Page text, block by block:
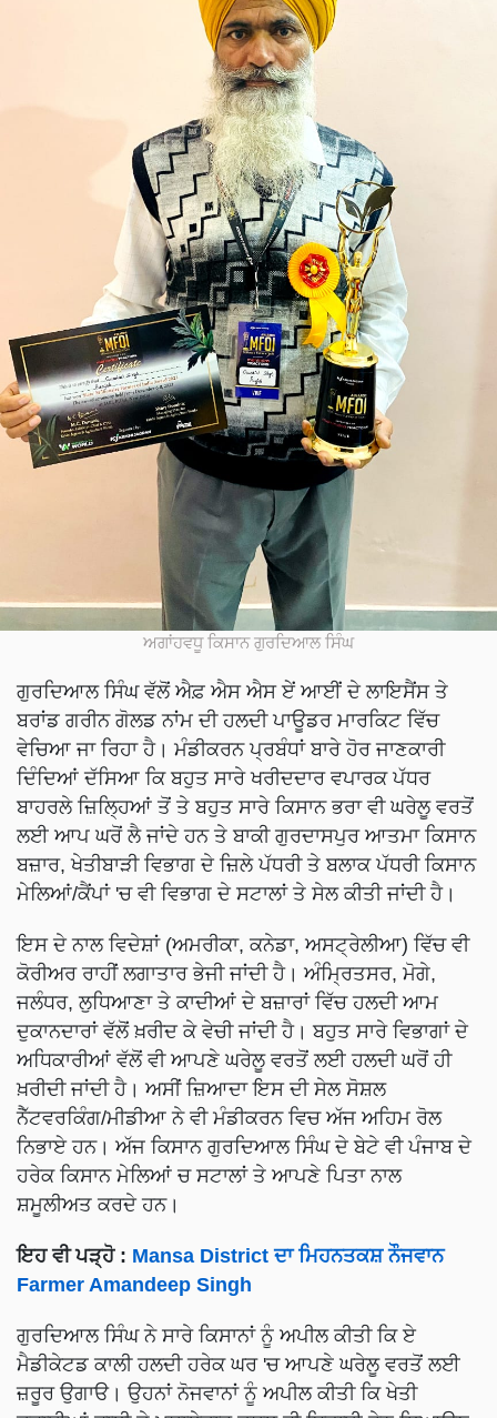
ਅਗਾਂਹਵਧੂ ਕਿਸਾਨ ਗੁਰਦਿਆਲ ਸਿੰਘ
ਗੁਰਦਿਆਲ ਸਿੰਘ ਵੱਲੋਂ ਐਫ਼ ਐਸ ਐਸ ਏਂ ਆਈਂ ਦੇ ਲਾਇਸੈਂਸ ਤੇ
ਬਰਾਂਡ ਗਰੀਨ ਗੋਲਡ ਨਾਂਮ ਦੀ ਹਲਦੀ ਪਾਊਡਰ ਮਾਰਕਿਟ ਵਿੱਚ
ਵੇਚਿਆ ਜਾ ਰਿਹਾ ਹੈ। ਮੰਡੀਕਰਨ ਪ੍ਰਬੰਧਾਂ ਬਾਰੇ ਹੋਰ ਜਾਣਕਾਰੀ
ਦਿੰਦਿਆਂ ਦੱਸਿਆ ਕਿ ਬਹੁਤ ਸਾਰੇ ਖਰੀਦਦਾਰ ਵਪਾਰਕ ਪੱਧਰ
ਬਾਹਰਲੇ ਜ਼ਿਲ੍ਹਿਆਂ ਤੋਂ ਤੇ ਬਹੁਤ ਸਾਰੇ ਕਿਸਾਨ ਭਰਾ ਵੀ ਘਰੇਲੂ ਵਰਤੋਂ
ਲਈ ਆਪ ਘਰੋਂ ਲੈ ਜਾਂਦੇ ਹਨ ਤੇ ਬਾਕੀ ਗੁਰਦਾਸਪੁਰ ਆਤਮਾ ਕਿਸਾਨ
ਬਜ਼ਾਰ, ਖੇਤੀਬਾੜੀ ਵਿਭਾਗ ਦੇ ਜ਼ਿਲੇ ਪੱਧਰੀ ਤੇ ਬਲਾਕ ਪੱਧਰੀ ਕਿਸਾਨ
ਮੇਲਿਆਂ/ਕੈਂਪਾਂ 'ਚ ਵੀ ਵਿਭਾਗ ਦੇ ਸਟਾਲਾਂ ਤੇ ਸੇਲ ਕੀਤੀ ਜਾਂਦੀ ਹੈ।
ਇਸ ਦੇ ਨਾਲ ਵਿਦੇਸ਼ਾਂ (ਅਮਰੀਕਾ, ਕਨੇਡਾ, ਅਸਟ੍ਰੇਲੀਆ) ਵਿੱਚ ਵੀ
ਕੋਰੀਅਰ ਰਾਹੀਂ ਲਗਾਤਾਰ ਭੇਜੀ ਜਾਂਦੀ ਹੈ। ਅੰਮ੍ਰਿਤਸਰ, ਮੋਗੇ,
ਜਲੰਧਰ, ਲੁਧਿਆਣਾ ਤੇ ਕਾਦੀਆਂ ਦੇ ਬਜ਼ਾਰਾਂ ਵਿੱਚ ਹਲਦੀ ਆਮ
ਦੁਕਾਨਦਾਰਾਂ ਵੱਲੋਂ ਖ਼ਰੀਦ ਕੇ ਵੇਚੀ ਜਾਂਦੀ ਹੈ। ਬਹੁਤ ਸਾਰੇ ਵਿਭਾਗਾਂ ਦੇ
ਅਧਿਕਾਰੀਆਂ ਵੱਲੋਂ ਵੀ ਆਪਣੇ ਘਰੇਲੂ ਵਰਤੋਂ ਲਈ ਹਲਦੀ ਘਰੋਂ ਹੀ
ਖ਼ਰੀਦੀ ਜਾਂਦੀ ਹੈ। ਅਸੀਂ ਜ਼ਿਆਦਾ ਇਸ ਦੀ ਸੇਲ ਸੋਸ਼ਲ
ਨੈੱਟਵਰਕਿੰਗ/ਮੀਡੀਆ ਨੇ ਵੀ ਮੰਡੀਕਰਨ ਵਿਚ ਅੱਜ ਅਹਿਮ ਰੋਲ
ਨਿਭਾਏ ਹਨ। ਅੱਜ ਕਿਸਾਨ ਗੁਰਦਿਆਲ ਸਿੰਘ ਦੇ ਬੇਟੇ ਵੀ ਪੰਜਾਬ ਦੇ
ਹਰੇਕ ਕਿਸਾਨ ਮੇਲਿਆਂ ਚ ਸਟਾਲਾਂ ਤੇ ਆਪਣੇ ਪਿਤਾ ਨਾਲ
ਸ਼ਮੂਲੀਅਤ ਕਰਦੇ ਹਨ।
ਇਹ ਵੀ ਪੜ੍ਹੋ : Mansa District ਦਾ ਮਿਹਨਤਕਸ਼ ਨੌਜਵਾਨ
Farmer Amandeep Singh
ਗੁਰਦਿਆਲ ਸਿੰਘ ਨੇ ਸਾਰੇ ਕਿਸਾਨਾਂ ਨੂੰ ਅਪੀਲ ਕੀਤੀ ਕਿ ਏ
ਮੈਡੀਕੇਟਡ ਕਾਲੀ ਹਲਦੀ ਹਰੇਕ ਘਰ 'ਚ ਆਪਣੇ ਘਰੇਲੂ ਵਰਤੋਂ ਲਈ
ਜ਼ਰੂਰ ਉਗਾੳ। ਉਹਨਾਂ ਨੋਜਵਾਨਾਂ ਨੂੰ ਅਪੀਲ ਕੀਤੀ ਕਿ ਖੇਤੀ